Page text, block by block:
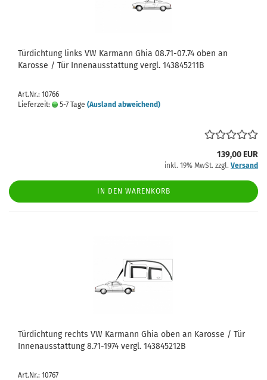
Türdichtung links VW Karmann Ghia 08.71-07.74 oben an
Karosse / Tür Innenausstattung vergl. 143845211B
Art.Nr.: 10766
Lieferzeit:
5-7 Tage (Ausland abweichend)
139,00 EUR
inkl. 19% MwSt. zzgl. Versand
IN DEN WARENKORB
Türdichtung rechts VW Karmann Ghia oben an Karosse / Tür
Innenausstattung 8.71-1974 vergl. 143845212B
Art.Nr.: 10767